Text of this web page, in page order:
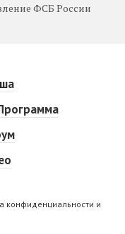
ФСБ России
конфиденциальности и